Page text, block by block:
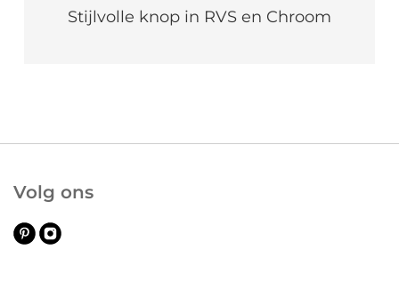
Stijlvolle knop in RVS en Chroom
Volg ons